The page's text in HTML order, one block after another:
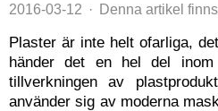
2016-03-12 · Denna artikel
Plaster är inte helt ofarliga,
händer det en hel del
tillverkningen av
använder sig av moderna